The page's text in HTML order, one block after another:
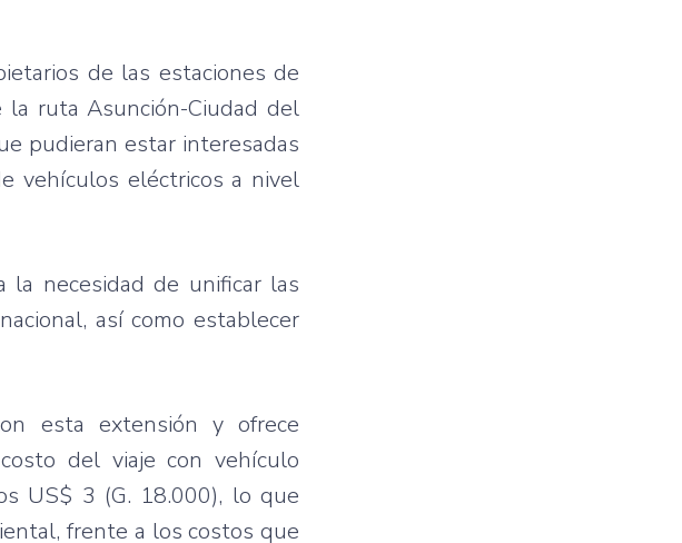
de las estaciones de
la ruta Asunción-Ciudad del
pudieran estar interesadas
vehículos eléctricos a nivel
necesidad de unificar las
así como establecer
esta extensión y ofrece
del viaje con vehículo
US$ 3 (G. 18.000), lo que
frente a los costos que